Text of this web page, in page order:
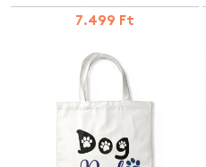
7.499 Ft